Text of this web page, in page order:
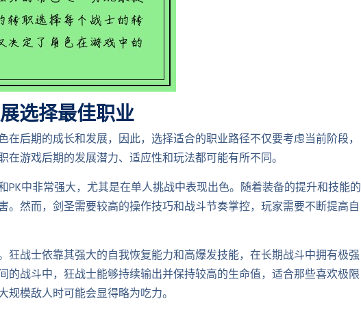
选择最佳职业
在后期的成长和发展，因此，选择适合的职业路径不仅要考虑当前阶段，
游戏后期的发展潜力、适应性和玩法都可能有所不同。
PK中非常强大，尤其是在单人挑战中表现出色。随着装备的提升和技能的
。然而，剑圣需要较高的操作技巧和战斗节奏掌控，玩家需要不断提高自
狂战士依靠其强大的自我恢复能力和高爆发技能，在长期战斗中拥有极强
的战斗中，狂战士能够持续输出并保持较高的生命值，适合那些喜欢极限
模敌人时可能会显得略为吃力。